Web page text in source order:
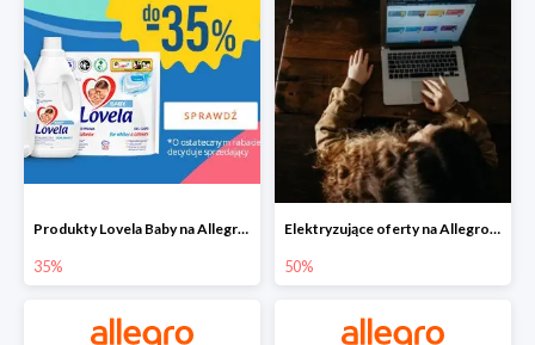
Produkty Lovela Baby na Allegro do -35%
35%
Elektryzujące oferty na Allegro do -50%
50%